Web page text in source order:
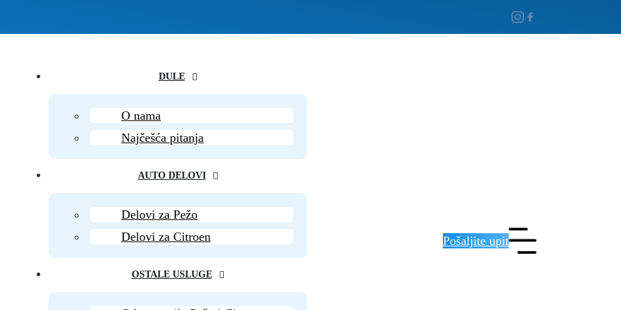
DULE
O nama
Najčešća pitanja
AUTO DELOVI
Delovi za Pežo
Delovi za Citroen
OSTALE USLUGE
Pošaljite upit